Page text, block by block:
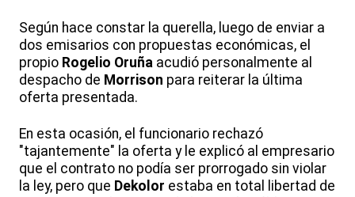
Según hace constar la querella, luego de enviar a
dos emisarios con propuestas económicas, el
propio Rogelio Oruña acudió personalmente al
despacho de Morrison para reiterar la última
oferta presentada.
En esta ocasión, el funcionario rechazó
"tajantemente" la oferta y le explicó al empresario
que el contrato no podía ser prorrogado sin violar
la ley, pero que Dekolor estaba en total libertad de